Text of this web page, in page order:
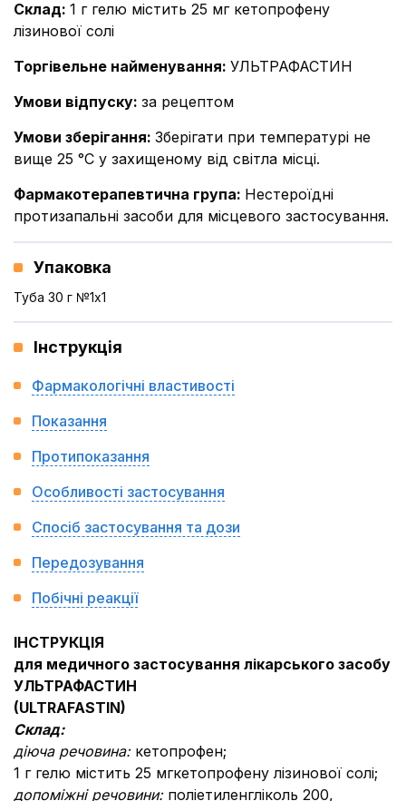
Склад: 1 г гелю містить 25 мг кетопрофену
лізинової солі
Торгівельне найменування: УЛЬТРАФАСТИН
Умови відпуску: за рецептом
Умови зберігання: Зберігати при температурі не
вище 25 °С у захищеному від світла місці.
Фармакотерапевтична група: Нестероїдні
протизапальні засоби для місцевого застосування.
Упаковка
Туба 30 г №1x1
Інструкція
Фармакологічні властивості
Показання
Протипоказання
Особливості застосування
Спосіб застосування та дози
Передозування
Побічні реакції
ІНСТРУКЦІЯ
для медичного застосування лікарського засобу
УЛЬТРАФАСТИН
(ULTRAFASTIN)
Склад:
діюча речовина: кетопрофен;
1 г гелю містить 25 мгкетопрофену лізинової солі;
допоміжні речовини: поліетиленгліколь 200,